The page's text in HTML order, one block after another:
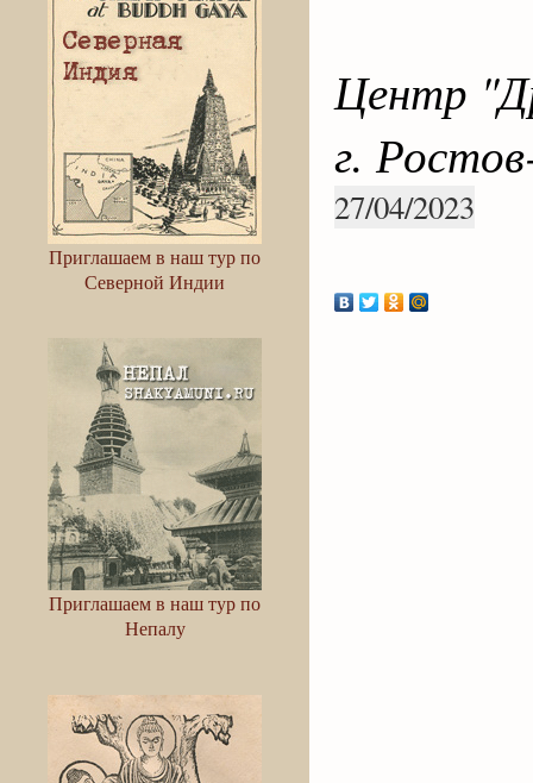
Приглашаем в наш тур по
Северной Индии
Приглашаем в наш тур по
Непалу
Центр
г.
27/04/2023